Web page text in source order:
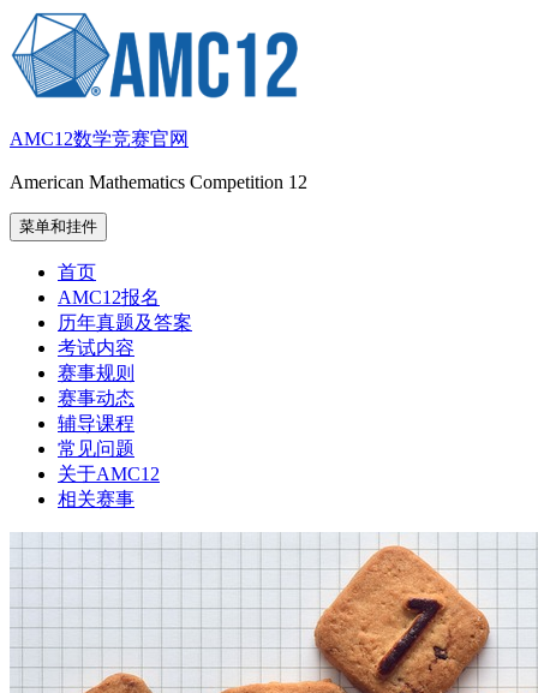
至
内
AMC12数学竞赛官网
American Mathematics Competition 12
菜单和挂件
首页
AMC12报名
历年真题及答案
考试内容
赛事规则
赛事动态
辅导课程
常见问题
关于AMC12
相关赛事